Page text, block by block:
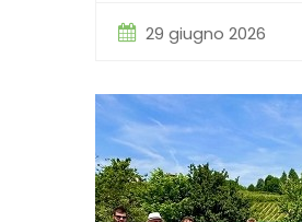
29 giugno 2026